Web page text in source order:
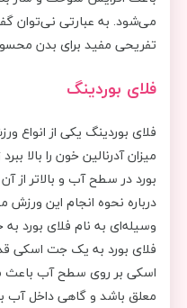
می‌شود. به عبارتی نی‌توان
تفریحی مفید برای بدن
فلای بوردینگ
فلای بوردینگ یکی از
میزان آدرنالین خون را بالا
بورد در سطح آب و بالاتر از
درباره نحوه انجام این
وسیله‌ای به نام فلای بورد
فلای بورد به یک جت
اسکی بر روی سطح آب باعث
معلق باشد و گاهی داخل آب